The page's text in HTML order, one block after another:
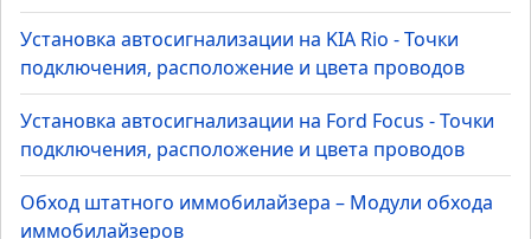
Установка автосигнализации на KIA Rio - Точки
подключения, расположение и цвета проводов
Установка автосигнализации на Ford Focus - Точки
подключения, расположение и цвета проводов
Обход штатного иммобилайзера – Модули обхода
иммобилайзеров